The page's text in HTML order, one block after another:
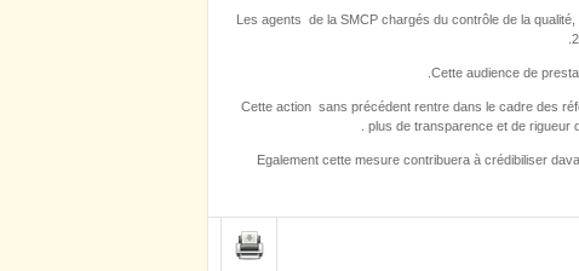
Les agents de la SMCP chargés du contrôle de la
Cette audience de
Cette action sans précédent rentre dans le cadre des
plus de transparence et de rigueur
Egalement cette mesure contribuera à crédibiliser